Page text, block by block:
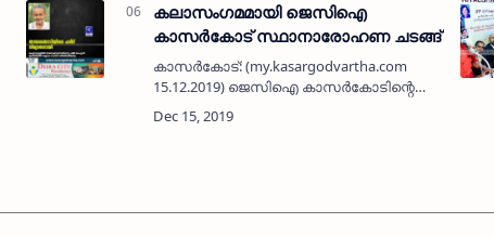
ജനമൈത്ര…
കലാസംഗമമായി ജെസിഐ
കാസര്‍കോട് സ്ഥാനാരോഹണ ചടങ്ങ്
കാസര്‍കോട്: (my.kasargodvartha.com
15.12.2019) ജെസിഐ കാസര്‍കോടിന്റെ
2020 വര്‍ഷത്തെ പ്രസിഡണ്ടായി സി കെ
അജിത്ത് കുമാറും സെക്രട്ടറിയായി റംസാദ്